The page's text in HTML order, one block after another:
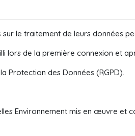
le traitement de leurs données
lors de la première connexion et
Protection des Données (RGPD).
Environnement mis en œuvre et